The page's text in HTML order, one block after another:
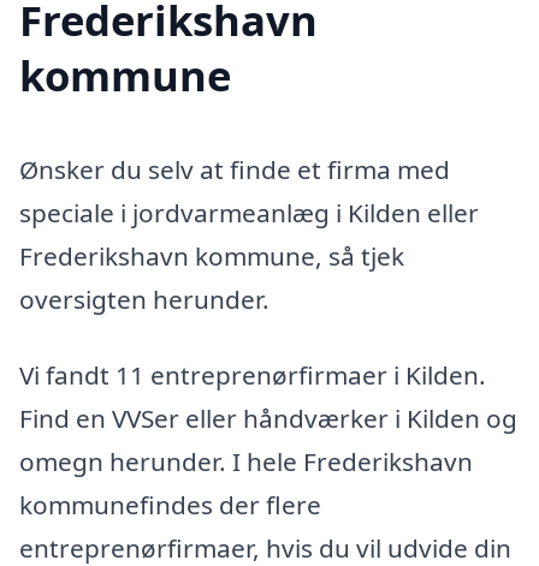
Frederikshavn
kommune
Ønsker du selv at finde et firma med
speciale i jordvarmeanlæg i Kilden eller
Frederikshavn kommune, så tjek
oversigten herunder.
Vi fandt 11 entreprenørfirmaer i Kilden.
Find en VVSer eller håndværker i Kilden og
omegn herunder. I hele Frederikshavn
kommunefindes der flere
entreprenørfirmaer, hvis du vil udvide din